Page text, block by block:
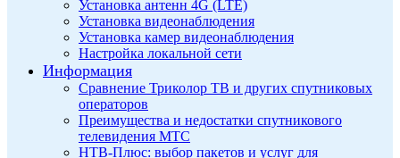
Установка антенн 4G (LTE)
Установка видеонаблюдения
Установка камер видеонаблюдения
Настройка локальной сети
Информация
Сравнение Триколор ТВ и других спутниковых
операторов
Преимущества и недостатки спутникового
телевидения МТС
НТВ-Плюс: выбор пакетов и услуг для